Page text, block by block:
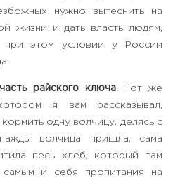
нужно вытеснить на
жизни и дать власть людям,
этом условии у России
райского ключа. Тот же
я вам рассказывал,
одну волчицу, делясь с
волчица пришла, сама
весь хлеб, который там
и себя пропитания на